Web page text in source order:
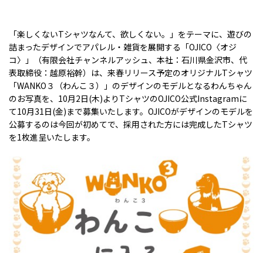
「楽しくないTシャツなんて、欲しくない。」をテーマに、遊びの
詰まったデザインでアパレル・雑貨を展開する「OJICO 〈オジ
コ〉」（有限会社チャンネルアッシュ、本社：石川県金沢市、代
表取締役：越原裕幹）は、来春リリース予定のオリジナルTシャツ
「WANKO ３（わんこ３）」のデザインのモデルとなるわんちゃん
のお写真を、 10月2日(木)より TシャツのOJICO公式Instagramに
て10月31日(金)まで募集いたします。OJICOがデザインのモデルを
公募するのは今回が初めてで、採用された方には完成したTシャツ
を1枚進呈いたします。